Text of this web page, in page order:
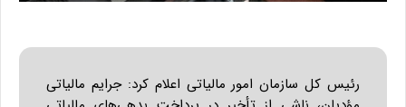
رئیس کل سازمان امور مالیاتی اعلام کرد: جرایم مالیاتی